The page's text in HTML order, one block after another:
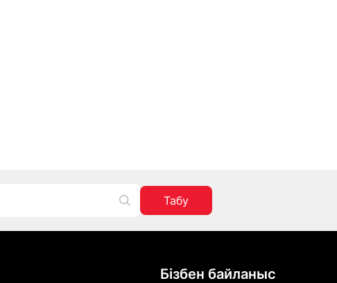
Табу
Бізбен байланыс